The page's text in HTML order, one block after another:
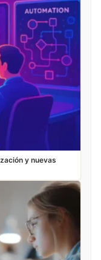
y nuevas